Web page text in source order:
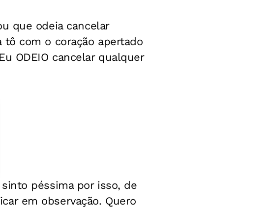
que odeia cancelar
com o coração apertado
ODEIO cancelar qualquer
péssima por isso, de
em observação. Quero